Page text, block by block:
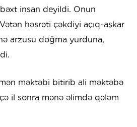
insan deyildi. Onun
həsrəti çəkdiyi açıq-aşkar
arzusu doğma yurduna,
məktəbi bitirib ali məktəbə
il sonra mənə əlimdə qələm